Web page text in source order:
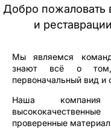
Добро пожаловать
и
Мы являемся
знают всё о
первоначальный вид и
Наша компания
проверенные